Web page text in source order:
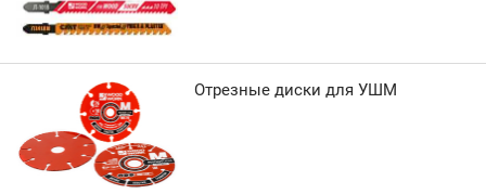
Отрезные диски для УШМ